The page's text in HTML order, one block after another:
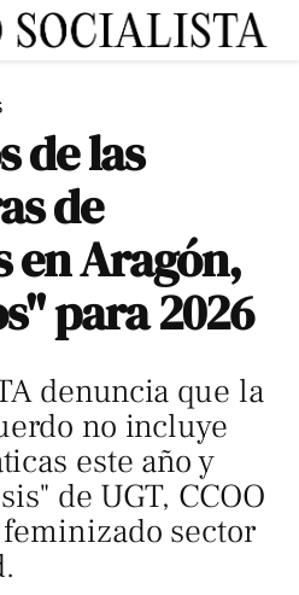
de las
de
en Aragón,
para 2026
denuncia que la
no incluye
este año y
de UGT, CCOO
sector